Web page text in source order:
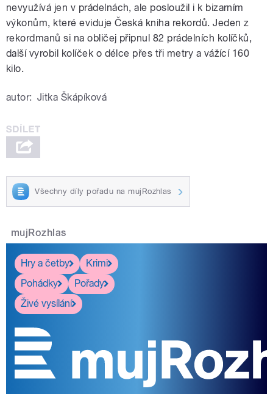
nevyužívá jen v prádelnách, ale posloužil i k bizarním
výkonům, které eviduje Česká kniha rekordů. Jeden z
rekordmanů si na obličej připnul 82 prádelních kolíčků,
další vyrobil kolíček o délce přes tři metry a vážící 160
kilo.
autor: Jitka Škápíková
Všechny díly pořadu na mujRozhlas
mujRozhlas
Hry a četby
Krimi
Pohádky
Pořady
Živé vysílání